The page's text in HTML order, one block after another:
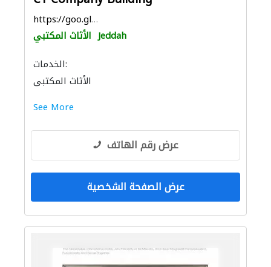
https://goo.gl/maps/ix61PuprqRLv9JMa7
الأثاث المكتبي Jeddah
الخدمات:
الأثاث المكتبي
See More
عرض رقم الهاتف
عرض الصفحة الشخصية